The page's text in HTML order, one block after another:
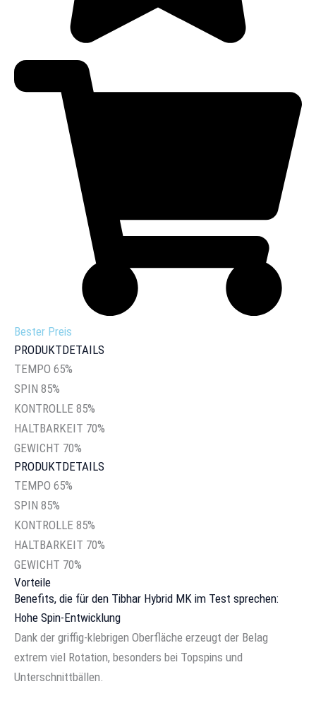
Bester Preis
PRODUKTDETAILS
TEMPO 65%
SPIN 85%
KONTROLLE 85%
HALTBARKEIT 70%
GEWICHT 70%
PRODUKTDETAILS
TEMPO 65%
SPIN 85%
KONTROLLE 85%
HALTBARKEIT 70%
GEWICHT 70%
Vorteile
Benefits, die für den Tibhar Hybrid MK im Test sprechen:
Hohe Spin-Entwicklung
Dank der griffig-klebrigen Oberfläche erzeugt der Belag
extrem viel Rotation, besonders bei Topspins und
Unterschnittbällen.